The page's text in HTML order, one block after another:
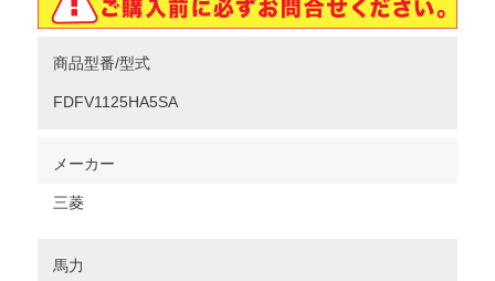
商品型番/型式
FDFV1125HA5SA
メーカー
三菱
馬力